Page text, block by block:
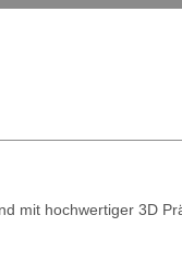
mit hochwertiger 3D